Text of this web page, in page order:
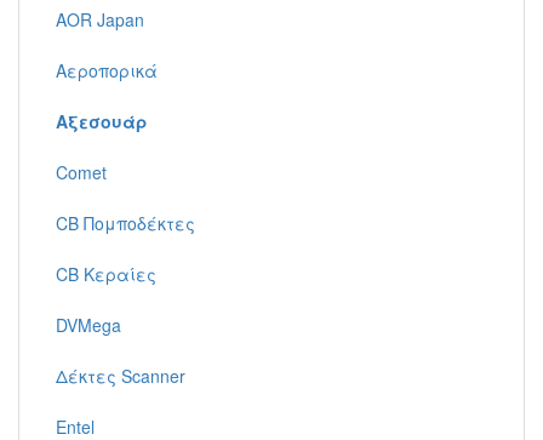
AOR Japan
Αεροπορικά
Αξεσουάρ
Comet
CB Πομποδέκτες
CB Κεραίες
DVMega
Δέκτες Scanner
Entel